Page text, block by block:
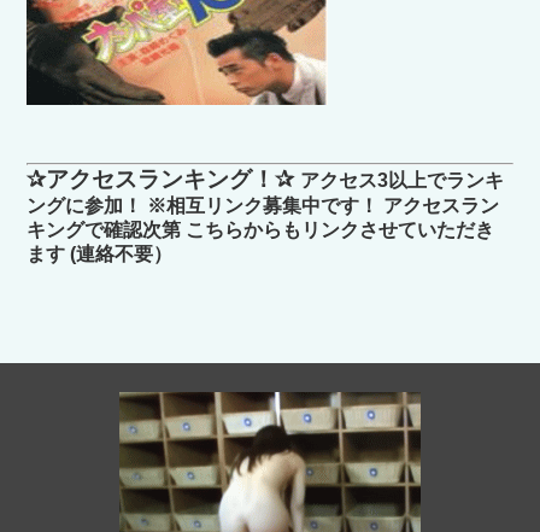
✰アクセスランキング！✰ アクセス3以上でランキ
ングに参加！ ※相互リンク募集中です！ アクセスラン
キングで確認次第 こちらからもリンクさせていただき
ます (連絡不要）